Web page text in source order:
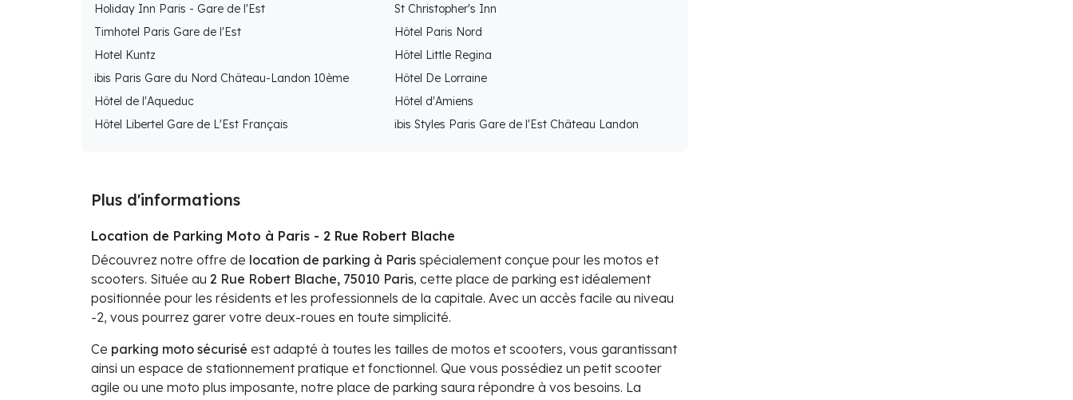
Holiday Inn Paris - Gare de l'Est
St Christopher's Inn
Timhotel Paris Gare de l'Est
Hôtel Paris Nord
Hotel Kuntz
Hôtel Little Regina
ibis Paris Gare du Nord Château-Landon 10ème
Hôtel De Lorraine
Hôtel de l'Aqueduc
Hôtel d'Amiens
Hôtel Libertel Gare de L'Est Français
ibis Styles Paris Gare de l'Est Château Landon
Plus d'informations
Location de Parking Moto à Paris - 2 Rue Robert Blache
Découvrez notre offre de location de parking à Paris spécialement conçue pour les motos et
scooters. Située au 2 Rue Robert Blache, 75010 Paris, cette place de parking est idéalement
positionnée pour les résidents et les professionnels de la capitale. Avec un accès facile au niveau
-2, vous pourrez garer votre deux-roues en toute simplicité.
Ce parking moto sécurisé est adapté à toutes les tailles de motos et scooters, vous garantissant
ainsi un espace de stationnement pratique et fonctionnel. Que vous possédiez un petit scooter
agile ou une moto plus imposante, notre place de parking saura répondre à vos besoins. La